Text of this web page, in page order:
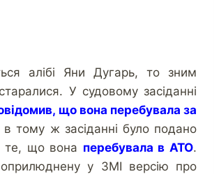
алібі Яни Дугарь, то зним
У судовому засіданні
що вона перебувала за
в тому ж засіданні було подано
те, що вона перебувала в АТО.
у ЗМІ версію про